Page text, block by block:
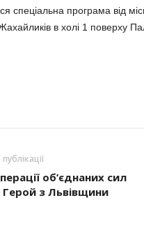
спеціальна програма від
в холі 1 поверху
об’єднаних сил
Герой з Львівщини